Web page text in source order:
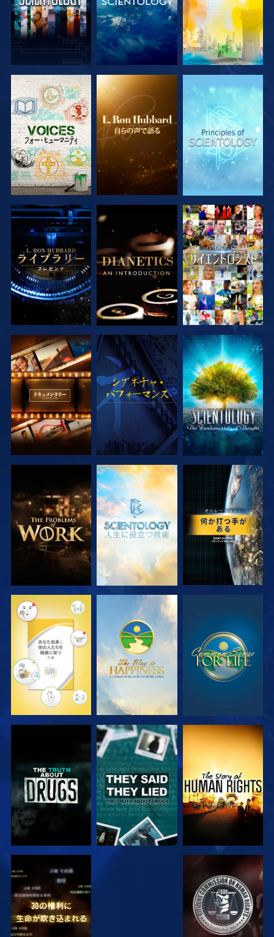
シリーズを探求 シリーズを探求 シリーズを探求
シリーズを探求 シリーズを探求 観る
シリーズを探求 観る シリーズを探求
シリーズを探求 シリーズを探求 観る
観る 観る 観る
観る 観る
観る